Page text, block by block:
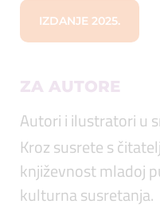
IZDANJE 2025.
ZA AUTORE
Autori i ilustratori u
Kroz susrete s
književnost mladoj
kulturna susretanja.